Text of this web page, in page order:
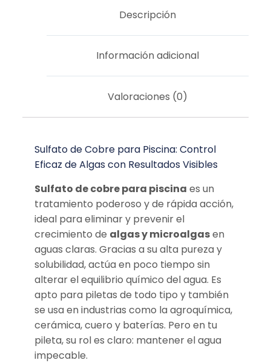
Descripción
Información adicional
Valoraciones (0)
Sulfato de Cobre para Piscina: Control
Eficaz de Algas con Resultados Visibles
Sulfato de cobre para piscina es un
tratamiento poderoso y de rápida acción,
ideal para eliminar y prevenir el
crecimiento de algas y microalgasen
aguas claras. Gracias a su alta pureza y
solubilidad, actúa en poco tiempo sin
alterar el equilibrio químico del agua. Es
apto para piletas de todo tipo y también
se usa en industrias como la agroquímica,
cerámica, cuero y baterías. Pero en tu
pileta, su rol es claro: mantener el agua
impecable.